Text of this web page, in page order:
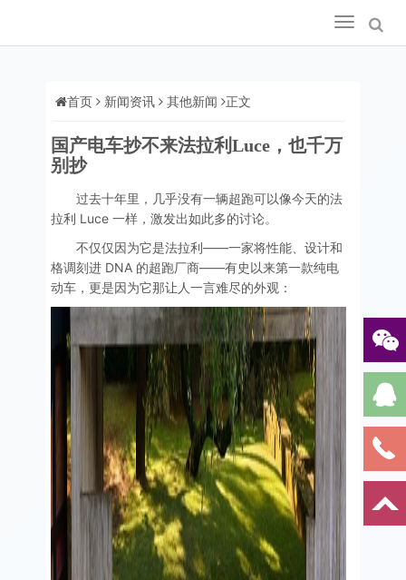
Toggle
navigation
首页 新闻资讯 其他新闻 正文
国产电车抄不来法拉利Luce，也千万
别抄
过去十年里，几乎没有一辆超跑可以像今天的法
拉利 Luce 一样，激发出如此多的讨论。
不仅仅因为它是法拉利——一家将性能、设计和
格调刻进 DNA 的超跑厂商——有史以来第一款纯电
动车，更是因为它那让人一言难尽的外观：